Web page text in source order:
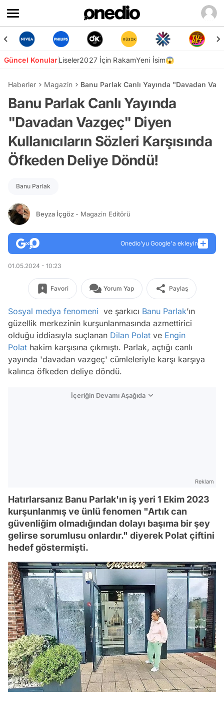
Güncel KonularLiseler2027 İçin RakamYeni İsim😱
Haberler Magazin Banu Parlak Canlı Yayında "Davadan
Banu Parlak Canlı Yayında
"Davadan Vazgeç" Diyen
Kullanıcıların Sözleri Karşısında
Öfkeden Deliye Döndü!
Banu Parlak
Beyza İçgöz - Magazin Editörü
Onedio’yu Google'a ekleyin
01.05.2024 - 10:23
Favori Yorum Yap Paylaş
Sosyal medya fenomeni ve şarkıcı Banu Parlak’ın
güzellik merkezinin kurşunlanmasında azmettirici
olduğu iddiasıyla suçlanan Dilan Polat ve Engin
Polat hakim karşısına çıkmıştı. Parlak, açtığı canlı
yayında 'davadan vazgeç' cümleleriyle karşı karşıya
kalınca öfkeden deliye döndü.
İçeriğin Devamı Aşağıda
Reklam
Hatırlarsanız Banu Parlak'ın iş yeri 1 Ekim 2023
kurşunlanmış ve ünlü fenomen "Artık can
güvenliğim olmadığından dolayı başıma bir şey
gelirse sorumlusu onlardır." diyerek Polat çiftini
hedef göstermişti.